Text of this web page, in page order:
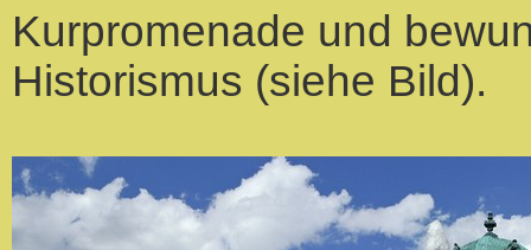
Kurpromenade und
Historismus (siehe Bild).